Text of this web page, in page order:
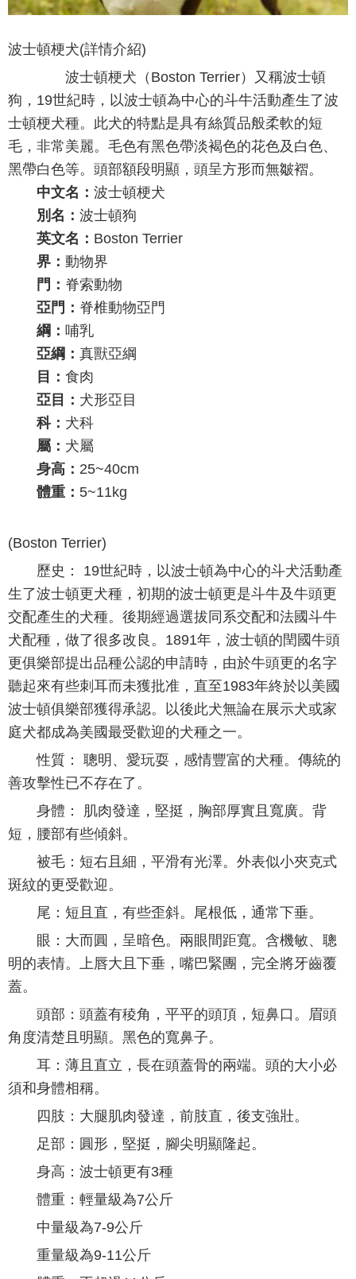
波士頓梗犬(詳情介紹)
波士頓梗犬（Boston Terrier）又稱波士頓
狗，19世紀時，以波士頓為中心的斗牛活動產生了波
士頓梗犬種。此犬的特點是具有絲質品般柔軟的短
毛，非常美麗。毛色有黑色帶淡褐色的花色及白色、
黑帶白色等。頭部額段明顯，頭呈方形而無皺褶。
中文名： 波士頓梗犬
別名： 波士頓狗
英文名： Boston Terrier
界： 動物界
門： 脊索動物
亞門： 脊椎動物亞門
綱： 哺乳
亞綱： 真獸亞綱
目： 食肉
亞目： 犬形亞目
科： 犬科
屬： 犬屬
身高： 25~40cm
體重： 5~11kg
(Boston Terrier)
歷史： 19世紀時，以波士頓為中心的斗犬活動產
生了波士頓更犬種，初期的波士頓更是斗牛及牛頭更
交配產生的犬種。後期經過選拔同系交配和法國斗牛
犬配種，做了很多改良。1891年，波士頓的閏國牛頭
更俱樂部提出品種公認的申請時，由於牛頭更的名字
聽起來有些刺耳而未獲批准，直至1983年終於以美國
波士頓俱樂部獲得承認。以後此犬無論在展示犬或家
庭犬都成為美國最受歡迎的犬種之一。
性質： 聰明、愛玩耍，感情豐富的犬種。傳統的
善攻擊性已不存在了。
身體： 肌肉發達，堅挺，胸部厚實且寬廣。背
短，腰部有些傾斜。
被毛：短右且細，平滑有光澤。外表似小夾克式
斑紋的更受歡迎。
尾：短且直，有些歪斜。尾根低，通常下垂。
眼：大而圓，呈暗色。兩眼間距寬。含機敏、聰
明的表情。上唇大且下垂，嘴巴緊團，完全將牙齒覆
蓋。
頭部：頭蓋有稜角，平平的頭頂，短鼻口。眉頭
角度清楚且明顯。黑色的寬鼻子。
耳：薄且直立，長在頭蓋骨的兩端。頭的大小必
須和身體相稱。
四肢：大腿肌肉發達，前肢直，後支強壯。
足部：圓形，堅挺，腳尖明顯隆起。
身高：波士頓更有3種
體重：輕量級為7公斤
中量級為7-9公斤
重量級為9-11公斤